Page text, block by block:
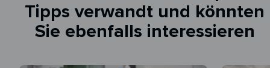
Tipps verwandt und könnten
Sie ebenfalls interessieren